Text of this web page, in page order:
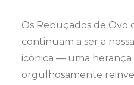
Os Rebuçados de Ovo
continuam a ser a
icónica — uma
orgulhosamente